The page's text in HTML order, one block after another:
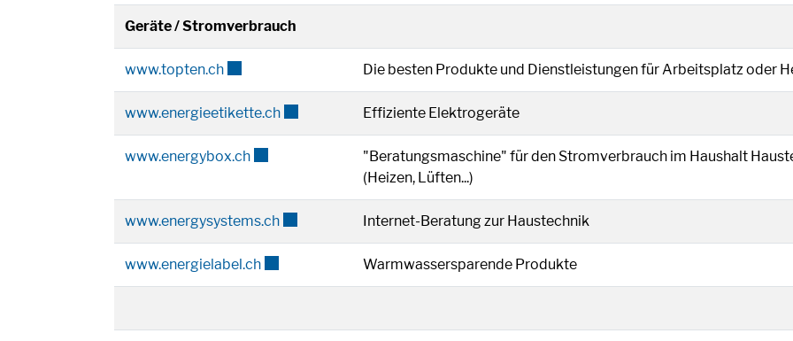
Geräte / Stromverbrauch
www.topten.chExterner Link wird in einem neuen Fenster geöffnet.
Die besten Produkte und Dienstleistungen für Arbeitsplatz oder
www.energieetikette.chExterner Link wird in einem neuen Fenster geöffnet.
Effiziente Elektrogeräte
www.energybox.chExterner Link wird in einem neuen Fenster geöffnet.
"Beratungsmaschine" für den Stromverbrauch im Haushalt
(Heizen, Lüften...)
www.energysystems.chExterner Link wird in einem neuen Fenster geöffnet.
Internet-Beratung zur Haustechnik
www.energielabel.chExterner Link wird in einem neuen Fenster geöffnet.
Warmwassersparende Produkte